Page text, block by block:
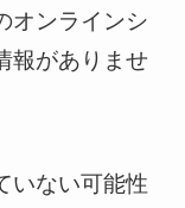
オンラインシ
報がありませ
いない可能性